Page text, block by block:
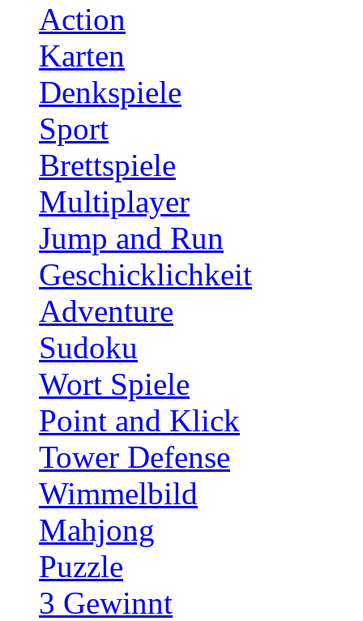
Action
Karten
Denkspiele
Sport
Brettspiele
Multiplayer
Jump and Run
Geschicklichkeit
Adventure
Sudoku
Wort Spiele
Point and Klick
Tower Defense
Wimmelbild
Mahjong
Puzzle
3 Gewinnt